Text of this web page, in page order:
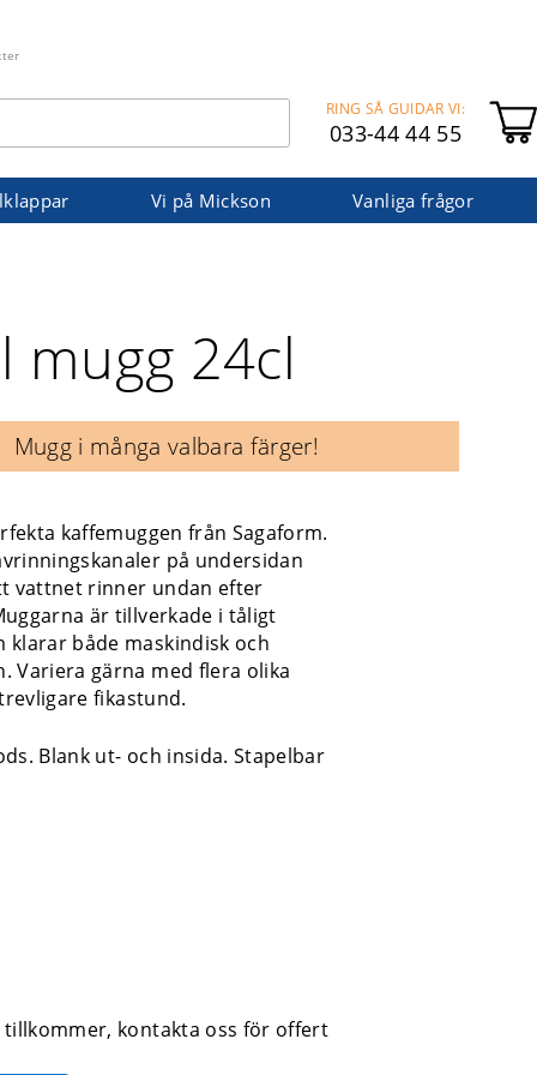
RING SÅ GUIDAR VI:
033-44 44 55
Vi på Mickson Vanliga frågor
mugg 24cl
Mugg i många valbara färger!
kaffemuggen från Sagaform.
på undersidan
vattnet rinner undan efter
är tillverkade i tåligt
klarar både maskindisk och
Variera gärna med flera olika
fikastund.
Blank ut- och insida. Stapelbar
tillkommer, kontakta oss för offert